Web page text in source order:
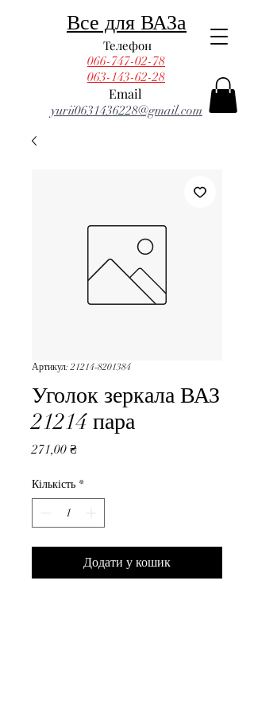
Email
Телефон
yurii0631436228@gmail.com
066-747-02-78
Все для ВАЗа
063-143-62-28
Артикул: 21214-8201384
Уголок зеркала ВАЗ
21214 пара
271,00 ₴Ціна
Кількість *
Додати у кошик